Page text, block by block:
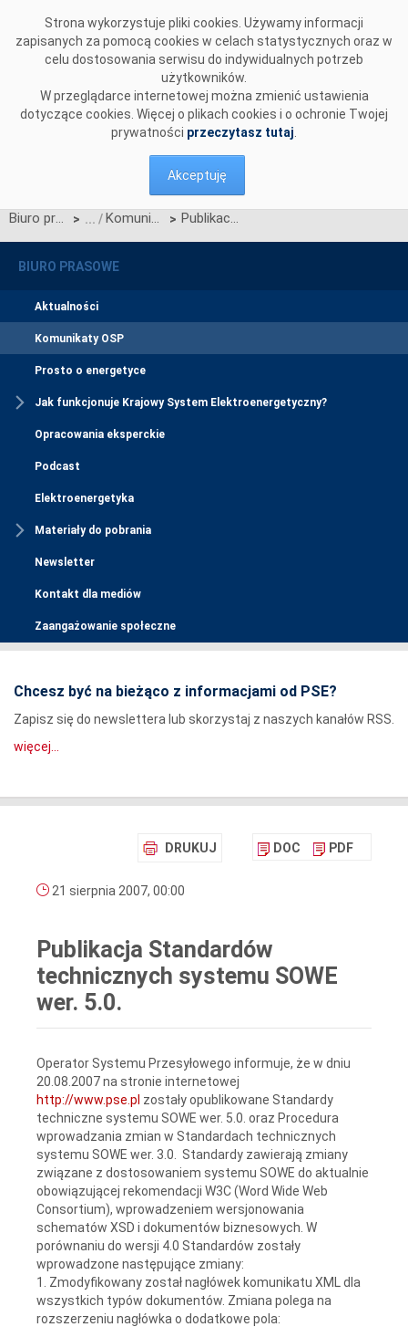
Strona wykorzystuje pliki cookies. Używamy informacji
zapisanych za pomocą cookies w celach statystycznych oraz w
celu dostosowania serwisu do indywidualnych potrzeb
użytkowników.
W przeglądarce internetowej można zmienić ustawienia
dotyczące cookies. Więcej o plikach cookies i o ochronie Twojej
prywatności przeczytasz tutaj
Akceptuję
Biuro prasowe > Komunikaty OSP > Publikacja Standardów technicznych systemu SOWE wer. 5.0.
BIURO PRASOWE
Aktualności
Komunikaty OSP
Prosto o energetyce
Jak funkcjonuje Krajowy System Elektroenergetyczny?
Opracowania eksperckie
Podcast
Elektroenergetyka
Materiały do pobrania
Newsletter
Kontakt dla mediów
Zaangażowanie społeczne
Chcesz być na bieżąco z informacjami od PSE?
Zapisz się do newslettera lub skorzystaj z naszych kanałów RSS.
więcej...
DRUKUJ DOC PDF
21 sierpnia 2007, 00:00
Publikacja Standardów
technicznych systemu SOWE
wer. 5.0.
Operator Systemu Przesyłowego informuje, że w dniu
20.08.2007 na stronie internetowej
http://www.pse.pl zostały opublikowane Standardy
techniczne systemu SOWE wer. 5.0. oraz Procedura
wprowadzania zmian w Standardach technicznych
systemu SOWE wer. 3.0. Standardy zawierają zmiany
związane z dostosowaniem systemu SOWE do aktualnie
obowiązującej rekomendacji W3C (Word Wide Web
Consortium), wprowadzeniem wersjonowania
schematów XSD i dokumentów biznesowych. W
porównaniu do wersji 4.0 Standardów zostały
wprowadzone następujące zmiany:
1. Zmodyfikowany został nagłówek komunikatu XML dla
wszystkich typów dokumentów. Zmiana polega na
rozszerzeniu nagłówka o dodatkowe pola: